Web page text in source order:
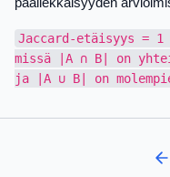
Jaccard-etäisyys =
missä |A ∩ B| on